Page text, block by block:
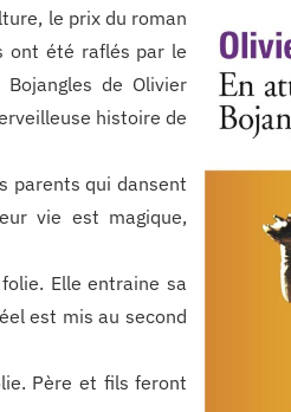
le prix du roman
ont été raflés par le
de Olivier
histoire de
parents qui dansent
vie est magique,
Elle entraine sa
est mis au second
Père et fils feront